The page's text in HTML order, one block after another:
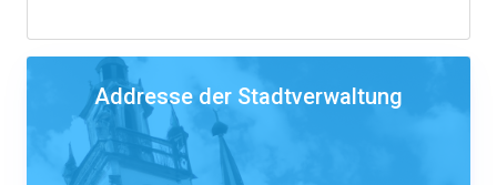
Addresse der Stadtverwaltung